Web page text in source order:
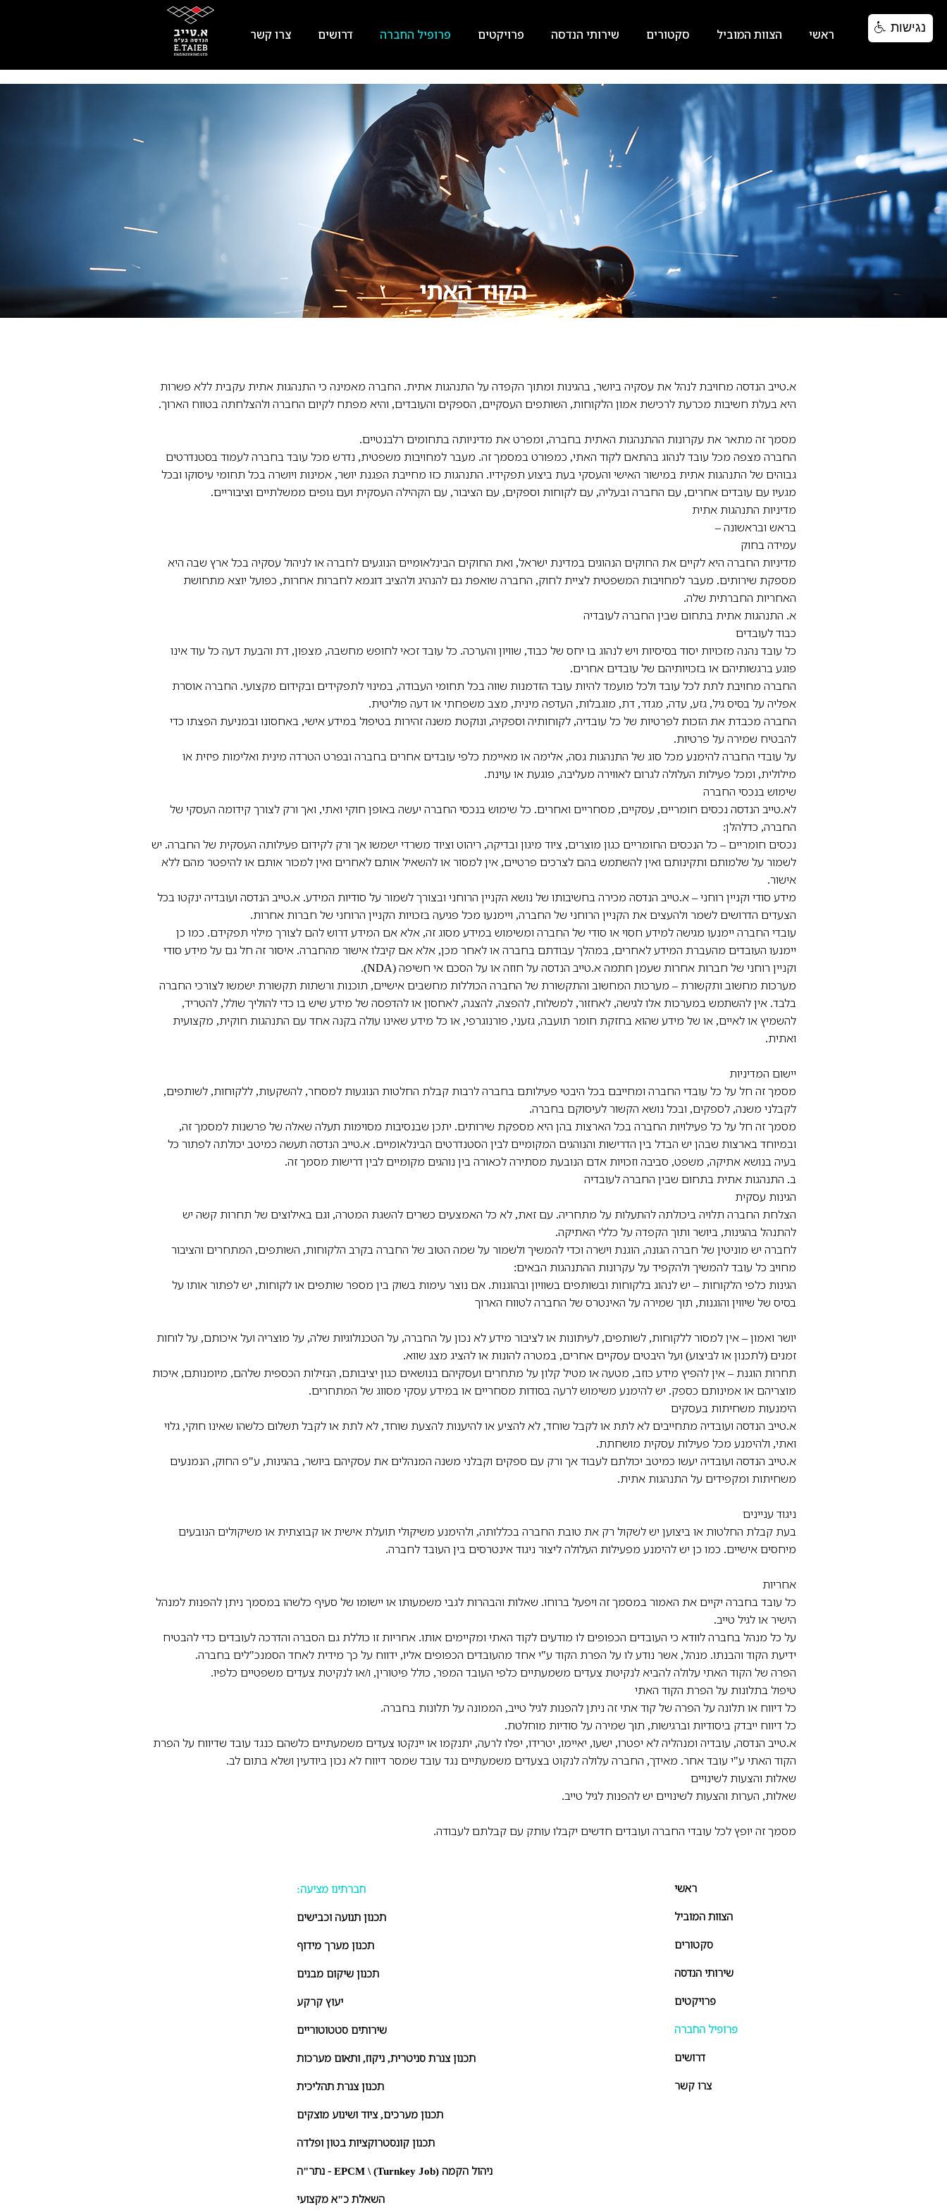
ראשי הצוות המוביל סקטורים שירותי הנדסה פרויקטים פרופיל החברה דרושים צרו קשר
הקוד האתי
א.טייב הנדסה מחויבת לנהל את עסקיה ביושר, בהגינות ומתוך הקפדה על התנהגות אתית. החברה מאמינה כי התנהגות אתית עקבית ללא פשרות
היא בעלת חשיבות מכרעת לרכישת אמון הלקוחות, השותפים העסקיים, הספקים והעובדים, והיא מפתח לקיום החברה ולהצלחתה בטווח הארוך.
מסמך זה מתאר את עקרונות ההתנהגות האתית בחברה, ומפרט את מדיניותה בתחומים רלבנטיים.
החברה מצפה מכל עובד לנהוג בהתאם לקוד האתי, כמפורט במסמך זה. מעבר למחויבות משפטית, נדרש מכל עובד בחברה לעמוד בסטנדרטים
גבוהים של התנהגות אתית במישור האישי והעסקי בעת ביצוע תפקידיו. התנהגות כזו מחייבת הפגנת יושר, אמינות ויושרה בכל תחומי עיסוקו ובכל
מגעיו עם עובדים אחרים, עם החברה ובעליה, עם לקוחות וספקים, עם הציבור, עם הקהילה העסקית ועם גופים ממשלתיים וציבוריים.
מדיניות התנהגות אתית
בראש ובראשונה –
עמידה בחוק
מדיניות החברה היא לקיים את החוקים הנהוגים במדינת ישראל, ואת החוקים הבינלאומיים הנוגעים לחברה או לניהול עסקיה בכל ארץ שבה היא
מספקת שירותים. מעבר למחויבות המשפטית לציית לחוק, החברה שואפת גם להנהיג ולהציב דוגמא לחברות אחרות, כפועל יוצא מתחושת
האחריות החברתית שלה.
א. התנהגות אתית בתחום שבין החברה לעובדיה
כבוד לעובדים
כל עובד נהנה מזכויות יסוד בסיסיות ויש לנהוג בו יחס של כבוד, שוויון והערכה. כל עובד זכאי לחופש מחשבה, מצפון, דת והבעת דעה כל עוד אינו
פוגע ברגשותיהם או בזכויותיהם של עובדים אחרים.
החברה מחויבת לתת לכל עובד ולכל מועמד להיות עובד הזדמנות שווה בכל תחומי העבודה, במינוי לתפקידים ובקידום מקצועי. החברה אוסרת
אפליה על בסיס גיל, גזע, עדה, מגדר, דת, מוגבלות, העדפה מינית, מצב משפחתי או דעה פוליטית.
החברה מכבדת את הזכות לפרטיות של כל עובדיה, לקוחותיה וספקיה, ונוקטת משנה זהירות בטיפול במידע אישי, באחסונו ובמניעת הפצתו כדי
להבטיח שמירה על פרטיות.
על עובדי החברה להימנע מכל סוג של התנהגות גסה, אלימה או מאיימת כלפי עובדים אחרים בחברה ובפרט הטרדה מינית ואלימות פיזית או
מילולית, ומכל פעילות העלולה לגרום לאווירה מעליבה, פוגעת או עוינת.
שימוש בנכסי החברה
לא.טייב הנדסה נכסים חומריים, עסקיים, מסחריים ואחרים. כל שימוש בנכסי החברה יעשה באופן חוקי ואתי, ואך ורק לצורך קידומה העסקי של
החברה, כדלהלן:
נכסים חומריים – כל הנכסים החומריים כגון מוצרים, ציוד מיגון ובדיקה, ריהוט וציוד משרדי ישמשו אך ורק לקידום פעילותה העסקית של החברה. יש
לשמור על שלמותם ותקינותם ואין להשתמש בהם לצרכים פרטיים, אין למסור או להשאיל אותם לאחרים ואין למכור אותם או להיפטר מהם ללא
אישור.
מידע סודי וקניין רוחני – א.טייב הנדסה מכירה בחשיבותו של נושא הקניין הרוחני ובצורך לשמור על סודיות המידע. א.טייב הנדסה ועובדיה ינקטו בכל
הצעדים הדרושים לשמר ולהעצים את הקניין הרוחני של החברה, ויימנעו מכל פגיעה בזכויות הקניין הרוחני של חברות אחרות.
עובדי החברה יימנעו מגישה למידע חסוי או סודי של החברה ומשימוש במידע מסוג זה, אלא אם המידע דרוש להם לצורך מילוי תפקידם. כמו כן
יימנעו העובדים מהעברת המידע לאחרים, במהלך עבודתם בחברה או לאחר מכן, אלא אם קיבלו אישור מהחברה. איסור זה חל גם על מידע סודי
וקניין רוחני של חברות אחרות שעמן חתמה א.טייב הנדסה על חוזה או על הסכם אי חשיפה (NDA).
מערכות מחשוב ותקשורת – מערכות המחשוב והתקשורת של החברה הכוללות מחשבים אישיים, תוכנות ורשתות תקשורת ישמשו לצורכי החברה
בלבד. אין להשתמש במערכות אלו לגישה, לאחזור, למשלוח, להפצה, להצגה, לאחסון או להדפסה של מידע שיש בו כדי להוליך שולל, להטריד,
להשמיץ או לאיים, או של מידע שהוא בחזקת חומר תועבה, גזעני, פורנוגרפי, או כל מידע שאינו עולה בקנה אחד עם התנהגות חוקית, מקצועית
ואתית.
יישום המדיניות
מסמך זה חל על כל עובדי החברה ומחייבם בכל היבטי פעילותם בחברה לרבות קבלת החלטות הנוגעות למסחר, להשקעות, ללקוחות, לשותפים,
לקבלני משנה, לספקים, ובכל נושא הקשור לעיסוקם בחברה.
מסמך זה חל על כל פעילויות החברה בכל הארצות בהן היא מספקת שירותים. יתכן שבנסיבות מסוימות תעלה שאלה של פרשנות למסמך זה,
ובמיוחד בארצות שבהן יש הבדל בין הדרישות והנוהגים המקומיים לבין הסטנדרטים הבינלאומיים. א.טייב הנדסה תעשה כמיטב יכולתה לפתור כל
בעיה בנושא אתיקה, משפט, סביבה וזכויות אדם הנובעת מסתירה לכאורה בין נוהגים מקומיים לבין דרישות מסמך זה.
ב. התנהגות אתית בתחום שבין החברה לעובדיה
הגינות עסקית
הצלחת החברה תלויה ביכולתה להתעלות על מתחריה. עם זאת, לא כל האמצעים כשרים להשגת המטרה, וגם באילוצים של תחרות קשה יש
להתנהל בהגינות, ביושר ותוך הקפדה על כללי האתיקה.
לחברה יש מוניטין של חברה הגונה, הוגנת וישרה וכדי להמשיך ולשמור על שמה הטוב של החברה בקרב הלקוחות, השותפים, המתחרים והציבור
מחויב כל עובד להמשיך ולהקפיד על עקרונות ההתנהגות הבאים:
הגינות כלפי הלקוחות – יש לנהוג בלקוחות ובשותפים בשוויון ובהוגנות. אם נוצר עימות בשוק בין מספר שותפים או לקוחות, יש לפתור אותו על
בסיס של שיווין והוגנות, תוך שמירה על האינטרס של החברה לטווח הארוך
יושר ואמון – אין למסור ללקוחות, לשותפים, לעיתונות או לציבור מידע לא נכון על החברה, על הטכנולוגיות שלה, על מוצריה ועל איכותם, על לוחות
זמנים (לתכנון או לביצוע) ועל היבטים עסקיים אחרים, במטרה להונות או להציג מצג שווא.
תחרות הוגנת – אין להפיץ מידע כוזב, מטעה או מטיל קלון על מתחרים ועסקיהם בנושאים כגון יציבותם, הנזילות הכספית שלהם, מיומנותם, איכות
מוצריהם או אמינותם כספק. יש להימנע משימוש לרעה בסודות מסחריים או במידע עסקי מסווג של המתחרים.
הימנעות משחיתות בעסקים
א.טייב הנדסה ועובדיה מתחייבים לא לתת או לקבל שוחד, לא להציע או להיענות להצעת שוחד, לא לתת או לקבל תשלום כלשהו שאינו חוקי, גלוי
ואתי, ולהימנע מכל פעילות עסקית מושחתת.
א.טייב הנדסה ועובדיה יעשו כמיטב יכולתם לעבוד אך ורק עם ספקים וקבלני משנה המנהלים את עסקיהם ביושר, בהגינות, ע"פ החוק, הנמנעים
משחיתות ומקפידים על התנהגות אתית.
ניגוד עניינים
בעת קבלת החלטות או ביצוען יש לשקול רק את טובת החברה בכללותה, ולהימנע משיקולי תועלת אישית או קבוצתית או משיקולים הנובעים
מיחסים אישיים. כמו כן יש להימנע מפעילות העלולה ליצור ניגוד אינטרסים בין העובד לחברה.
אחריות
כל עובד בחברה יקיים את האמור במסמך זה ויפעל ברוחו. שאלות והבהרות לגבי משמעותו או יישומו של סעיף כלשהו במסמך ניתן להפנות למנהל
הישיר או לגיל טייב.
על כל מנהל בחברה לוודא כי העובדים הכפופים לו מודעים לקוד האתי ומקיימים אותו. אחריות זו כוללת גם הסברה והדרכה לעובדים כדי להבטיח
ידיעת הקוד והבנתו. מנהל, אשר נודע לו על הפרת הקוד ע"י אחד מהעובדים הכפופים אליו, ידווח על כך מידית לאחד הסמנכ"לים בחברה.
הפרה של הקוד האתי עלולה להביא לנקיטת צעדים משמעתיים כלפי העובד המפר, כולל פיטורין, ו/או לנקיטת צעדים משפטיים כלפיו.
טיפול בתלונות על הפרת הקוד האתי
כל דיווח או תלונה על הפרה של קוד אתי זה ניתן להפנות לגיל טייב, הממונה על תלונות בחברה.
כל דיווח ייבדק ביסודיות וברגישות, תוך שמירה על סודיות מוחלטת.
א.טייב הנדסה, עובדיה ומנהליה לא יפטרו, ישעו, יאיימו, יטרידו, יפלו לרעה, יתנקמו או יינקטו צעדים משמעתיים כלשהם כנגד עובד שדיווח על הפרת
הקוד האתי ע"י עובד אחר. מאידך, החברה עלולה לנקוט בצעדים משמעתיים נגד עובד שמסר דיווח לא נכון ביודעין ושלא בתום לב.
שאלות והצעות לשינויים
שאלות, הערות והצעות לשינויים יש להפנות לגיל טייב.
מסמך זה יופץ לכל עובדי החברה ועובדים חדשים יקבלו עותק עם קבלתם לעבודה.
:חברתינו מציעה
תכנון תנועה וכבישים
תכנון מערך מידוף
תכנון שיקום מבנים
יעוץ קרקע
שירותים סטטוטוריים
תכנון צנרת סניטרית, ניקוז, ותאום מערכות
תכנון צנרת תהליכית
תכנון מערכים, ציוד ושינוע מוצקים
תכנון קונסטרוקציות בטון ופלדה
נתר"ה - EPCM \ (Turnkey Job) ניהול הקמה
השאלת כ"א מקצועי
ראשי
הצוות המוביל
סקטורים
שירותי הנדסה
פרויקטים
פרופיל החברה
דרושים
צרו קשר
נגישות